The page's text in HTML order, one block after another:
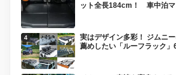
ット全長184cm！ 車中泊マ
実はデザイン多彩！ ジムニ
薦めしたい「ルーフラック」